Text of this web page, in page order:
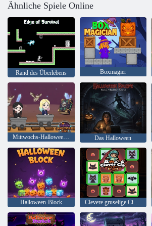
Ähnliche Spiele Online
Rand des Überlebens Boxmagier
Mittwochs-Halloween-Höhle Das Halloween
Halloween-Block Clevere gruselige Cia-Erinnerung